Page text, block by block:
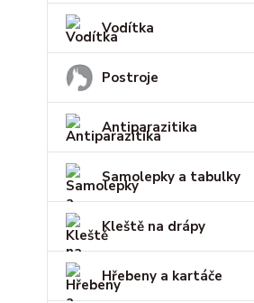
Vodítka
Postroje
Antiparazitika
Samolepky a tabulky
Kleště na drápy
Hřebeny a kartáče